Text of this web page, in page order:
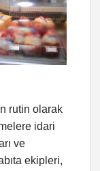
rutin olarak
idari
ve
ekipleri,